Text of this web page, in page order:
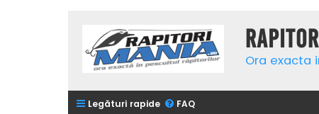
Ora exacta
Legături rapide FAQ